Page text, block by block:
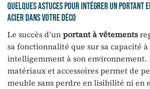
Quelques astuces pour intégrer un portant
acier dans votre déco
Le succès d’unportant à vêtements
sa fonctionnalité que sur sa capacité à
intelligemment à son environnement.
matériaux et accessoires permet de
meuble sans perdre en lisibilité ni en